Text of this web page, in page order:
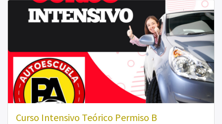
Curso Intensivo Teórico Permiso B